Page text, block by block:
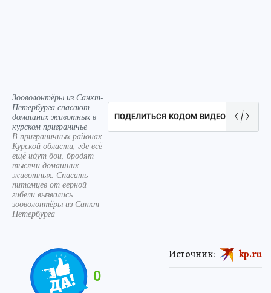
Зооволонтёры из Санкт-
Петербурга спасают
домашних животных в
курском приграничье
В приграничных районах
Курской области, где всё
ещё идут бои, бродят
тысячи домашних
животных. Спасать
питомцев от верной
гибели вызвались
зооволонтёры из Санкт-
Петербурга
ПОДЕЛИТЬСЯ КОДОМ ВИДЕО
0
Источник: kp.ru